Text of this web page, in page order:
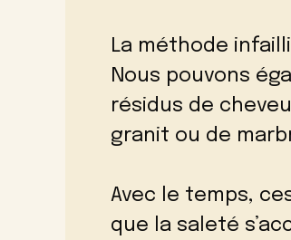
La méthode
Nous pouvons
résidus de
granit ou de
Avec le temps,
que la saleté